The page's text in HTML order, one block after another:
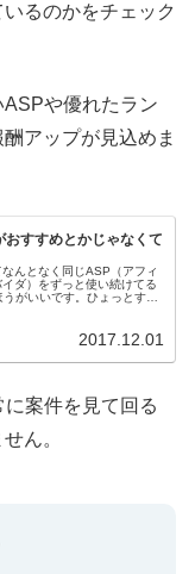
るのかをチェック
や優れたラン
アップが見込めま
すすめとかじゃなくて
んとなく同じASP（アフィ
ダ）をずっと使い続けてる
がいいです。ひょっとする
2017.12.01
案件を見て回る
ん。